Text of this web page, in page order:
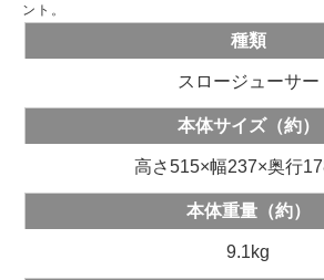
ント。
種類
スロージューサー
本体サイズ（約）
高さ515×幅237×奥行
本体重量（約）
9.1kg